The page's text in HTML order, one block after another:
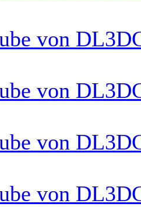
von
von
von
von